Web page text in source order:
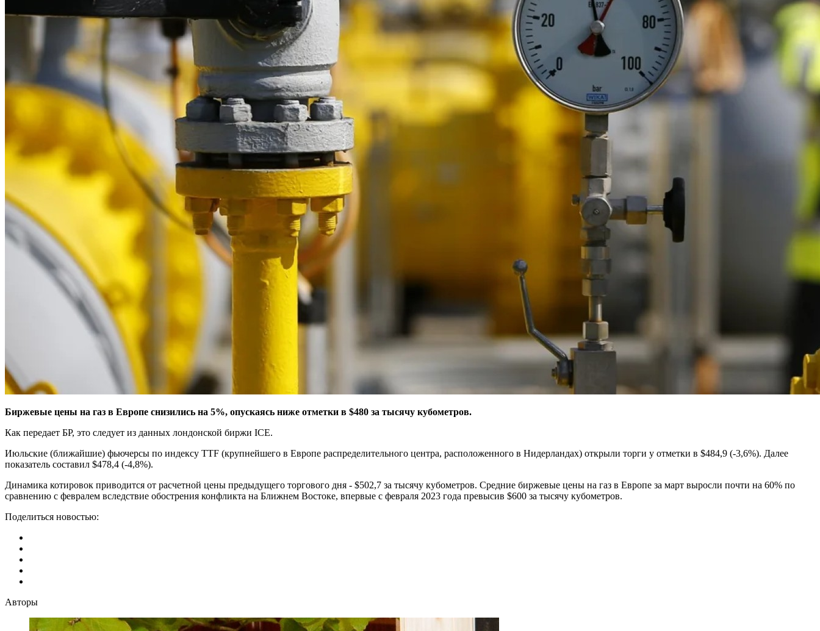
Биржевые цены на газ в Европе снизились на 5%, опускаясь ниже отметки в $480 за тысячу кубометров.
Как передает БР, это следует из данных лондонской биржи ICE.
Июльские (ближайшие) фьючерсы по индексу TTF (крупнейшего в Европе распределительного центра, расположенного в Нидерландах) открыли торги у отметки в $484,9 (-3,6%). Далее
показатель составил $478,4 (-4,8%).
Динамика котировок приводится от расчетной цены предыдущего торгового дня - $502,7 за тысячу кубометров. Средние биржевые цены на газ в Европе за март выросли почти на 60% по
сравнению с февралем вследствие обострения конфликта на Ближнем Востоке, впервые с февраля 2023 года превысив $600 за тысячу кубометров.
Поделиться новостью:
Авторы